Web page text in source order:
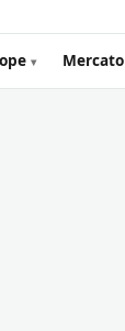
Mercato